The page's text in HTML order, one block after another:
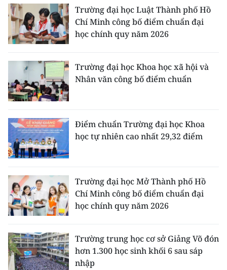
Trường đại học Luật Thành phố Hồ
Chí Minh công bố điểm chuẩn đại
học chính quy năm 2026
Trường đại học Khoa học xã hội và
Nhân văn công bố điểm chuẩn
Điểm chuẩn Trường đại học Khoa
học tự nhiên cao nhất 29,32 điểm
Trường đại học Mở Thành phố Hồ
Chí Minh công bố điểm chuẩn đại
học chính quy năm 2026
Trường trung học cơ sở Giảng Võ đón
hơn 1.300 học sinh khối 6 sau sáp
nhập